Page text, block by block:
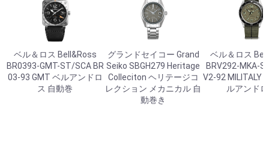
ベル＆ロス Bell&Ross
BR0393-GMT-ST/SCA BR
03-93 GMT ベルアンドロ
ス 自動巻
グランドセイコー Grand
Seiko SBGH279 Heritage
Colleciton ヘリテージコ
レクション メカニカル 自
動巻き
ベル＆ロス
BRV292-MKA-
V2-92 MILITALY
ルアンド